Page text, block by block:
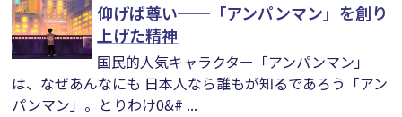
仰げば尊い──「アンパンマン」を創り
上げた精神
国民的人気キャラクター「アンパンマン」
は、なぜあんなにも 日本人なら誰もが知るであろう「アン
パンマン」。とりわけ0&# ...